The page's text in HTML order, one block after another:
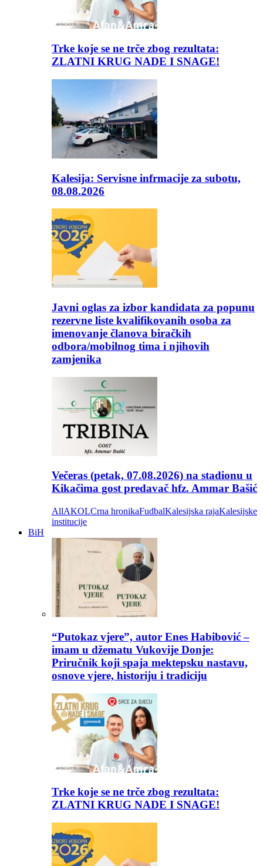
Trke koje se ne trče zbog rezultata:
ZLATNI KRUG NADE I SNAGE!
Kalesija: Servisne infrmacije za subotu,
08.08.2026
Javni oglas za izbor kandidata za popunu
rezervne liste kvalifikovanih osoba za
imenovanje članova biračkih
odbora/mobilnog tima i njihovih
zamjenika
Večeras (petak, 07.08.2026) na stadionu u
Kikačima gost predavač hfz. Ammar Bašić
AllAKOLCrna hronikaFudbalKalesijska rajaKalesijske
institucije
BiH
“Putokaz vjere”, autor Enes Habibović –
imam u džematu Vukovije Donje:
Priručnik koji spaja mektepsku nastavu,
osnove vjere, historiju i tradiciju
Trke koje se ne trče zbog rezultata:
ZLATNI KRUG NADE I SNAGE!